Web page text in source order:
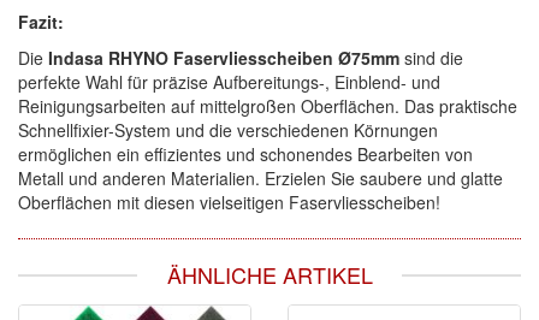
Fazit:
Die Indasa RHYNO Faservliesscheiben Ø75mm sind die
perfekte Wahl für präzise Aufbereitungs-, Einblend- und
Reinigungsarbeiten auf mittelgroßen Oberflächen. Das praktische
Schnellfixier-System und die verschiedenen Körnungen
ermöglichen ein effizientes und schonendes Bearbeiten von
Metall und anderen Materialien. Erzielen Sie saubere und glatte
Oberflächen mit diesen vielseitigen Faservliesscheiben!
ÄHNLICHE ARTIKEL